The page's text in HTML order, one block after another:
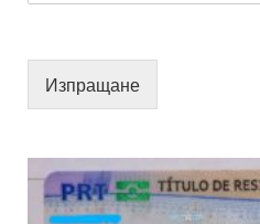
Изпращане